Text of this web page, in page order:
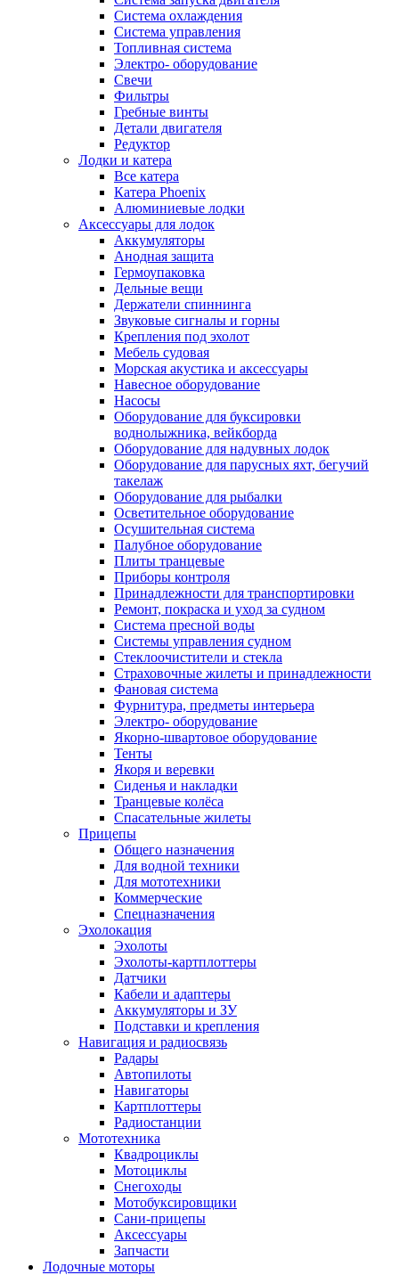
Система охлаждения
Система управления
Топливная система
Электро- оборудование
Свечи
Фильтры
Гребные винты
Детали двигателя
Редуктор
Лодки и катера
Все катера
Катера Phoenix
Алюминиевые лодки
Аксессуары для лодок
Аккумуляторы
Анодная защита
Гермоупаковка
Дельные вещи
Держатели спиннинга
Звуковые сигналы и горны
Крепления под эхолот
Мебель судовая
Морская акустика и аксессуары
Навесное оборудование
Насосы
Оборудование для буксировки
воднолыжника, вейкборда
Оборудование для надувных лодок
Оборудование для парусных яхт, бегучий
такелаж
Оборудование для рыбалки
Осветительное оборудование
Осушительная система
Палубное оборудование
Плиты транцевые
Приборы контроля
Принадлежности для транспортировки
Ремонт, покраска и уход за судном
Система пресной воды
Системы управления судном
Стеклоочистители и стекла
Страховочные жилеты и принадлежности
Фановая система
Фурнитура, предметы интерьера
Электро- оборудование
Якорно-швартовое оборудование
Тенты
Якоря и веревки
Сиденья и накладки
Транцевые колёса
Спасательные жилеты
Прицепы
Общего назначения
Для водной техники
Для мототехники
Коммерческие
Спецназначения
Эхолокация
Эхолоты
Эхолоты-картплоттеры
Датчики
Кабели и адаптеры
Аккумуляторы и ЗУ
Подставки и крепления
Навигация и радиосвязь
Радары
Автопилоты
Навигаторы
Картплоттеры
Радиостанции
Мототехника
Квадроциклы
Мотоциклы
Снегоходы
Мотобуксировщики
Сани-прицепы
Аксессуары
Запчасти
Лодочные моторы